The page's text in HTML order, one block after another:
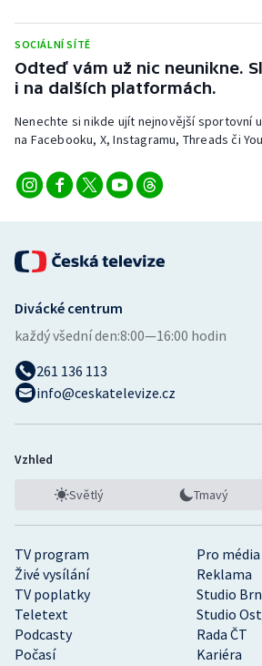
SOCIÁLNÍ SÍTĚ
Odteď vám už nic neunikne.
i na dalších platformách.
Nenechte si nikde ujít nejnovější sportovní
na Facebooku, X, Instagramu, Threads či
TV program
Pro média
Živé vysílání
Reklama
TV poplatky
Studio
Teletext
Studio
Podcasty
Rada ČT
Počasí
Kariéra
Divácké centrum
každý všední den:8:00—16:00 hodin
261 136 113
info@ceskatelevize.cz
Vzhled
Světlý Tmavý